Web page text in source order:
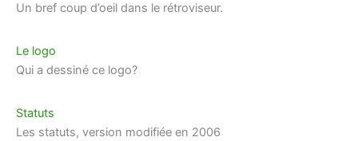
Un bref coup d’oeil dans le rétroviseur.
Le logo
Qui a dessiné ce logo?
Statuts
Les statuts, version modifiée en 2006